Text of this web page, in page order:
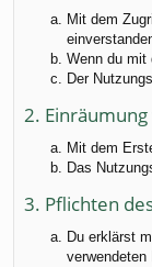
Mit dem
Wenn du mit
Der
2.
Mit dem
Das
3. Pflichten
Du erklärst